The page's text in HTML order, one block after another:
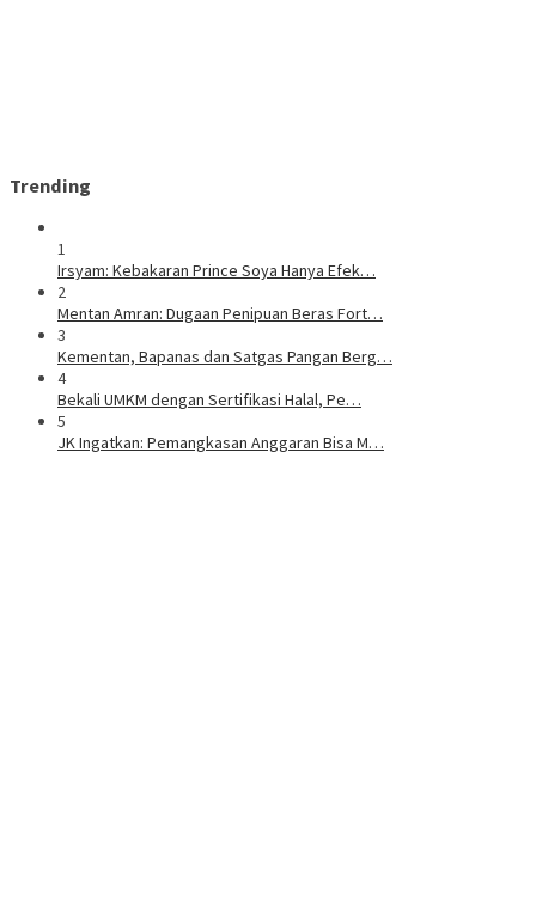
Trending
1
Irsyam: Kebakaran Prince Soya Hanya Efek…
2
Mentan Amran: Dugaan Penipuan Beras Fort…
3
Kementan, Bapanas dan Satgas Pangan Berg…
4
Bekali UMKM dengan Sertifikasi Halal, Pe…
5
JK Ingatkan: Pemangkasan Anggaran Bisa M…